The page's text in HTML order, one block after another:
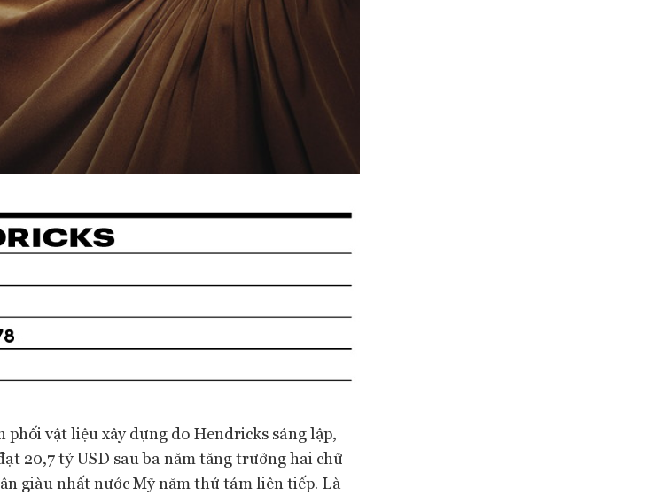
phối vật liệu xây dựng do Hendricks sáng lập,
20,7 tỷ USD sau ba năm tăng trưởng hai chữ
giàu nhất nước Mỹ năm thứ tám liên tiếp. Là